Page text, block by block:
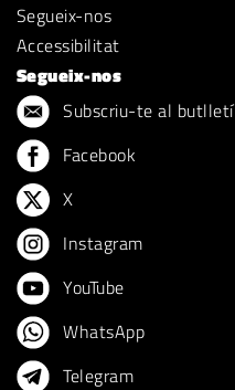
Segueix-nos
Accessibilitat
Segueix-nos
Subscriu-te al butlletí
Facebook
X
Instagram
YouTube
WhatsApp
Telegram